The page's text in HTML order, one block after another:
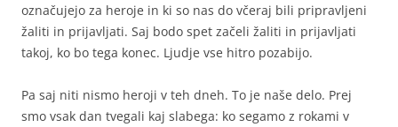
označujejo za heroje in ki so nas do včeraj bili pripravljeni
žaliti in prijavljati. Saj bodo spet začeli žaliti in prijavljati
takoj, ko bo tega konec. Ljudje vse hitro pozabijo.
Pa saj niti nismo heroji v teh dneh. To je naše delo. Prej
smo vsak dan tvegali kaj slabega: ko segamo z rokami v